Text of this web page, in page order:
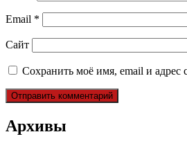
Email *
Сайт
Сохранить моё имя, email и адрес
Архивы